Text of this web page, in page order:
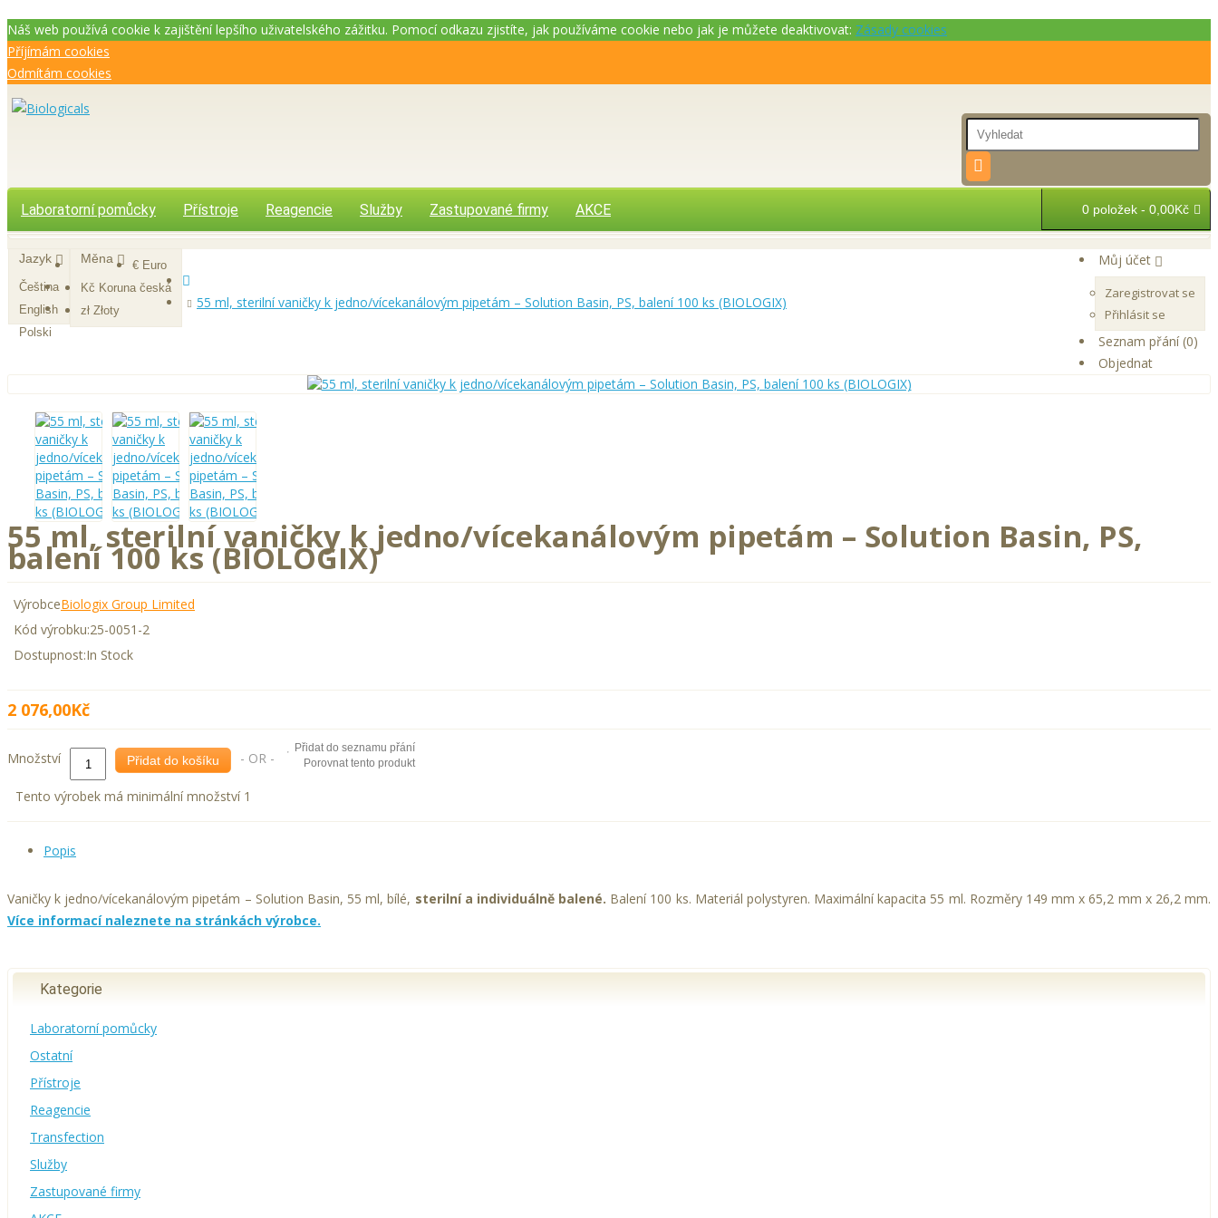
Náš web používá cookie k zajištění lepšího uživatelského zážitku. Pomocí odkazu zjistíte, jak používáme cookie nebo jak je můžete deaktivovat: Zásady cookies
Příjímám cookies
Odmítám cookies
Laboratorní pomůcky Přístroje Reagencie Služby Zastupované firmy AKCE 0 položek - 0,00Kč
Jazyk
Čeština
English
Polski
Měna
€ Euro
Kč Koruna česká
zł Złoty
Můj účet
Zaregistrovat se
Přihlásit se
Seznam přání (0)
Objednat
55 ml, sterilní vaničky k jedno/vícekanálovým pipetám – Solution Basin, PS, balení 100 ks (BIOLOGIX)
55 ml, sterilní vaničky k jedno/vícekanálovým pipetám – Solution Basin, PS,
balení 100 ks (BIOLOGIX)
VýrobceBiologix Group Limited
Kód výrobku:25-0051-2
Dostupnost:In Stock
2 076,00Kč
Množství Přidat do košíku - OR -
Přidat do seznamu přání
Porovnat tento produkt
Tento výrobek má minimální množství 1
Popis
Vaničky k jedno/vícekanálovým pipetám – Solution Basin, 55 ml, bílé, sterilní a individuálně balené. Balení 100 ks. Materiál polystyren. Maximální kapacita 55 ml. Rozměry 149 mm x 65,2 mm x 26,2 mm.
Více informací naleznete na stránkách výrobce.
Kategorie
Laboratorní pomůcky
Ostatní
Přístroje
Reagencie
Transfection
Služby
Zastupované firmy